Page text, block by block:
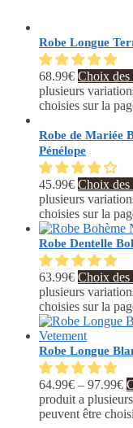
Robe Longue
68.99€ Choix des
plusieurs
choisies sur la
Robe de Mariée
Pénélope
45.99€ Choix des
plusieurs
choisies sur la
Robe Dentelle
63.99€ Choix des
plusieurs
choisies sur la
Robe Longue
64.99€ – 97.99€
produit a
peuvent être